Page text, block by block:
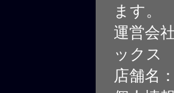
ます。
運営会
ックス
店舗名